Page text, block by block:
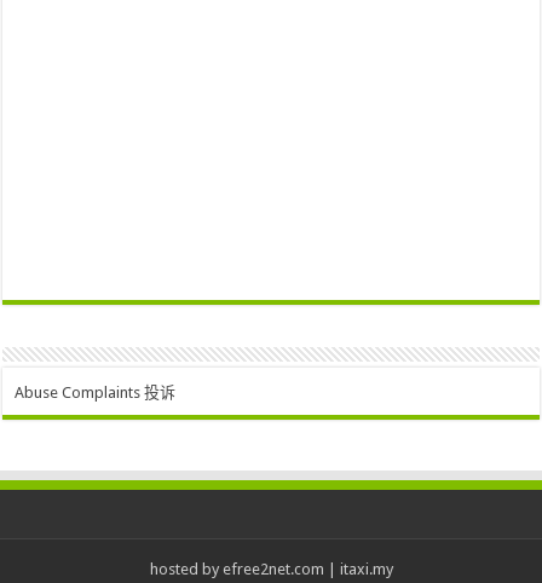
Abuse Complaints 投诉
hosted by efree2net.com | itaxi.my